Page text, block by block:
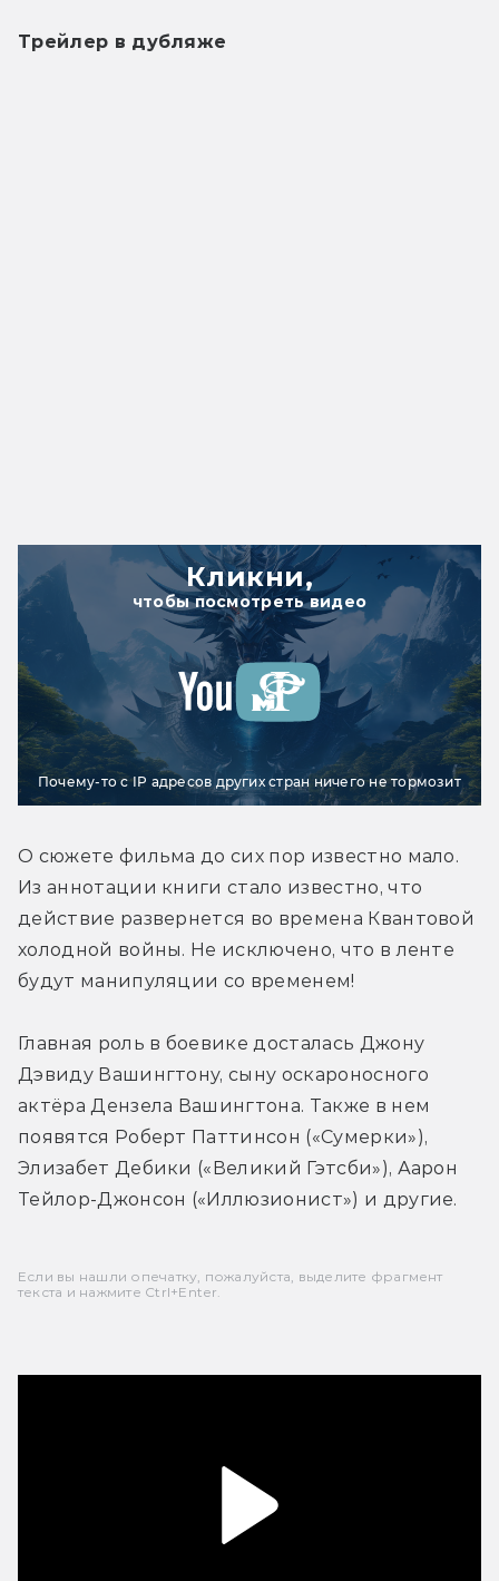
Трейлер в дубляже
Кликни,
чтобы посмотреть видео
Почему-то с IP адресов других стран ничего не тормозит
О сюжете фильма до сих пор известно мало.
Из аннотации книги стало известно, что
действие развернется во времена Квантовой
холодной войны. Не исключено, что в ленте
будут манипуляции со временем!
Главная роль в боевике досталась Джону
Дэвиду Вашингтону, сыну оскароносного
актёра Дензела Вашингтона. Также в нем
появятся Роберт Паттинсон («Сумерки»),
Элизабет Дебики («Великий Гэтсби»), Аарон
Тейлор-Джонсон («Иллюзионист») и другие.
Если вы нашли опечатку, пожалуйста, выделите фрагмент
текста и нажмите Ctrl+Enter.